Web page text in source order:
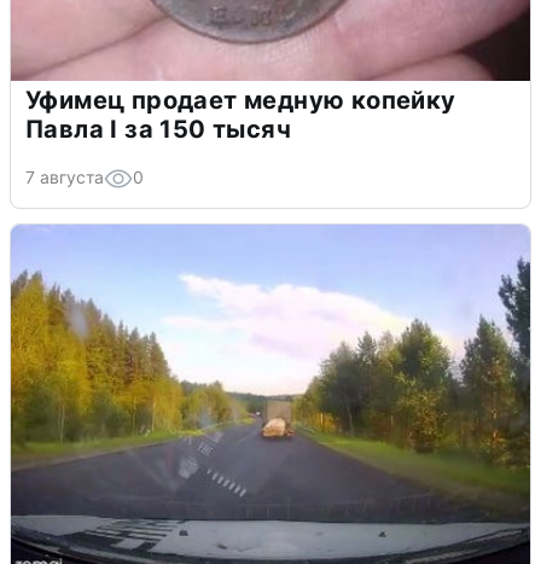
Уфимец продает медную копейку
Павла I за 150 тысяч
7 августа 0